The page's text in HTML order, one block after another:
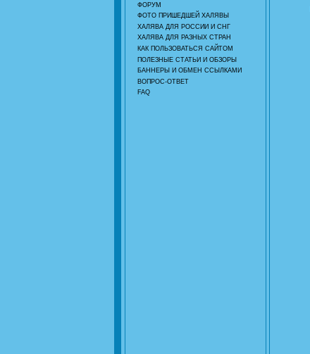
ФОРУМ
ФОТО ПРИШЕДШЕЙ ХАЛЯВЫ
ХАЛЯВА ДЛЯ РОССИИ И СНГ
ХАЛЯВА ДЛЯ РАЗНЫХ СТРАН
КАК ПОЛЬЗОВАТЬСЯ САЙТОМ
ПОЛЕЗНЫЕ СТАТЬИ И ОБЗОРЫ
БАННЕРЫ И ОБМЕН ССЫЛКАМИ
ВОПРОС-ОТВЕТ
FAQ